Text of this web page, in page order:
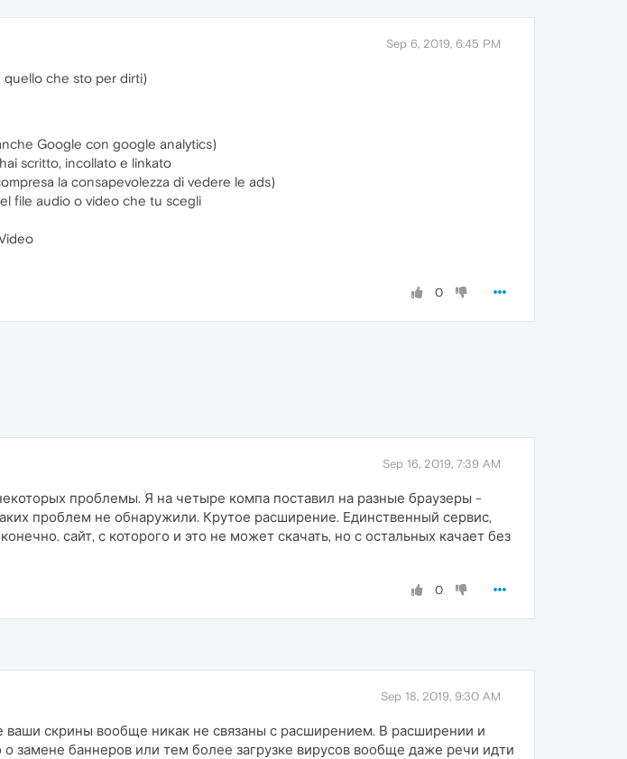
Sep 6, 2019, 6:45 PM
quello che sto per dirti)
Google con google analytics)
scritto, incollato e linkato
la consapevolezza di vedere le ads)
file audio o video che tu scegli
0
Sep 16, 2019, 7:39 AM
проблемы. Я на четыре компа поставил на разные браузеры -
проблем не обнаружили. Крутое расширение. Единственный сервис,
сайт, с которого и это не может скачать, но с остальных качает без
0
Sep 18, 2019, 9:30 AM
ваши скрины вообще никак не связаны с расширением. В расширении и
замене баннеров или тем более загрузке вирусов вообще даже речи идти